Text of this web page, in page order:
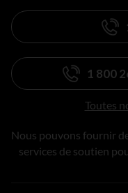
1 800
Toutes
Nous pouvons fournir
services de soutien